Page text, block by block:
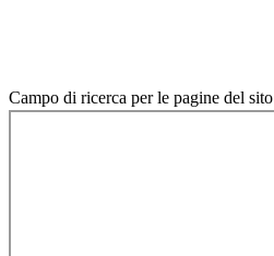
Campo di ricerca per le pagine del sito